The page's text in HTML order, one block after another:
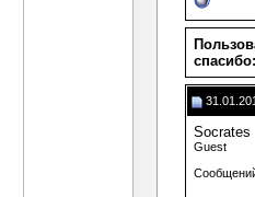
cпасибо:
Socrates
Guest